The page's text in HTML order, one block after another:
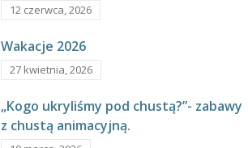
12 czerwca, 2026
Wakacje 2026
27 kwietnia, 2026
„Kogo ukryliśmy pod chustą?”- zabawy
z chustą animacyjną.